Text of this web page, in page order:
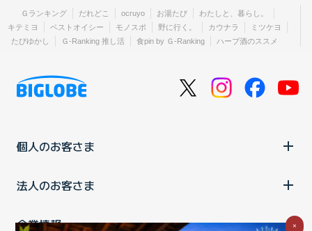
Ｇランキング だれどこ ocruyo お湯たび
わたしと、暮らし。
キテミヨ
ベストオイシー モノスポ 野に行く。 カウナラ
ミツケヨ
たびゆかし
Ｇ-Ranking 推し活 食pin by Ｇ-Ranking ハーブ酒のススメ
個人のお客さま
法人のお客さま
企業情報 ×